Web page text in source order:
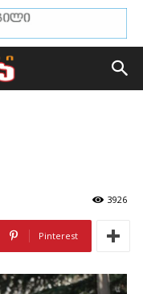
3926
Pinterest